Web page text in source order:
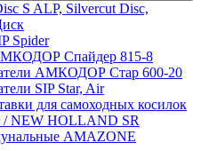
S ALP, Silvercut Disc,
Spider
Спайдер 815-8
АМКОДОР Стар 600-20
SIP Star, Air
для самоходных косилок
NEW HOLLAND SR
AMAZONE